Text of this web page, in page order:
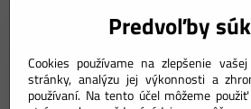
Tabuľka značenia kvalityPredvoľby
Cookies používame na zlepšenie
stránky, analýzu jej výkonnosti a
používaní. Na tento účel môžeme